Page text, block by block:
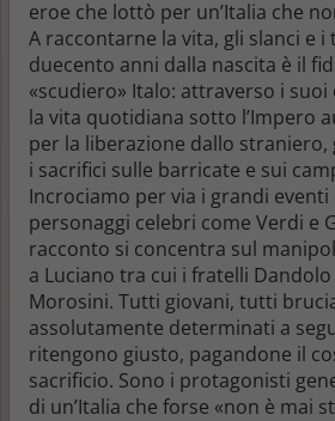
eroe che lottò per un’Italia che
A raccontarne la vita, gli slanci e
duecento anni dalla nascita è il
«scudiero» Italo: attraverso i
la vita quotidiana sotto l’Impero
per la liberazione dallo straniero,
i sacrifici sulle barricate e sui
Incrociamo per via i grandi
personaggi celebri come Verdi e
racconto si concentra sul
a Luciano tra cui i fratelli
Morosini. Tutti giovani, tutti
assolutamente determinati a
ritengono giusto, pagandone il
sacrificio. Sono i protagonisti
di un’Italia che forse «non è mai